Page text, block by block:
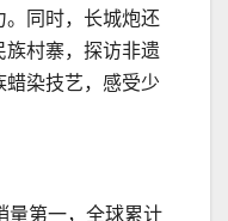
同时，长城炮还
村寨，探访非遗
蜡染技艺，感受少
量第一，全球累计